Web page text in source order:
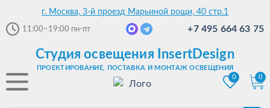
г. Москва, 3-й проезд Марьиной рощи, 40 стр.1
11:00–19:00 пн-пт +7 495 664 63 75
Студия освещения InsertDesign
ПРОЕКТИРОВАНИЕ, ПОСТАВКА И МОНТАЖ ОСВЕЩЕНИЯ
0
0